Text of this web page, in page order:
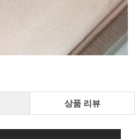
상품 리뷰